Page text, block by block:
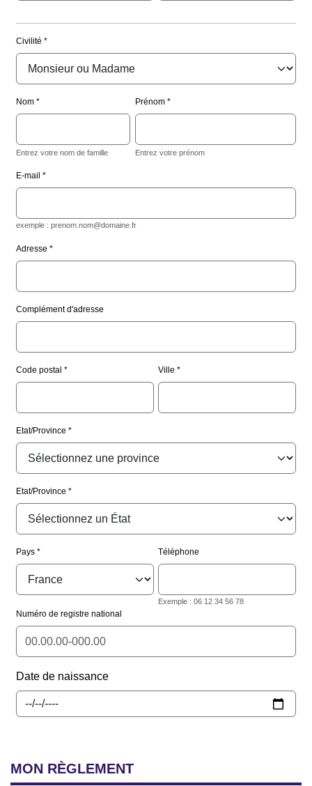
Civilité
Nom
Entrez votre nom de famille
Prénom
Entrez votre prénom
E-mail
exemple : prenom.nom@domaine.fr
Adresse
Complément d'adresse
Code postal Ville
Etat/Province
Etat/Province
Pays Téléphone
Exemple : 06 12 34 56 78
Numéro de registre national
Date de naissance
MON RÈGLEMENT